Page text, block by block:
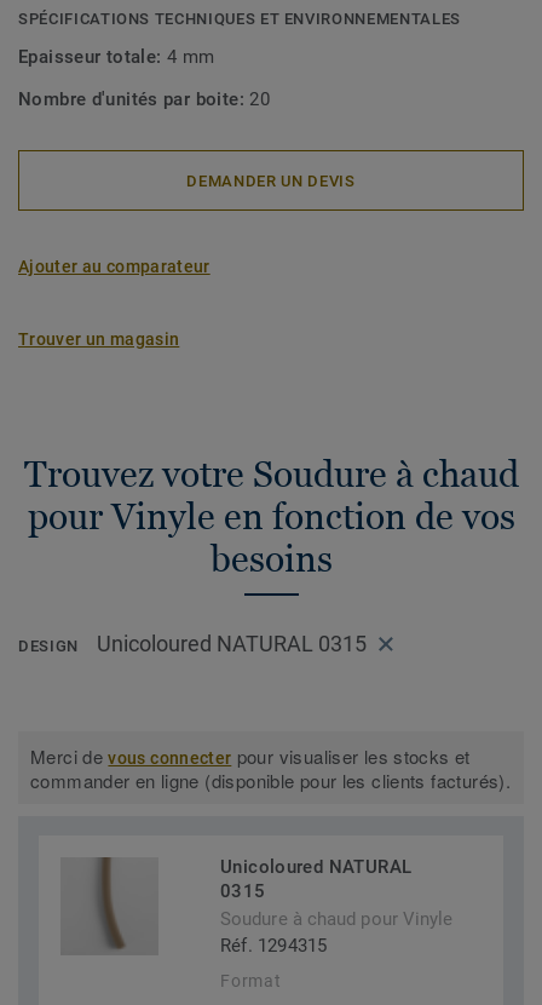
SPÉCIFICATIONS TECHNIQUES ET ENVIRONNEMENTALES
Epaisseur totale: 4 mm
Nombre d'unités par boite: 20
DEMANDER UN DEVIS
Ajouter au comparateur
Trouver un magasin
Trouvez votre Soudure à chaud
pour Vinyle en fonction de vos
besoins
DESIGN Unicoloured NATURAL 0315
Merci devous connecter pour visualiser les stocks et
commander en ligne (disponible pour les clients facturés).
Unicoloured NATURAL
0315
Soudure à chaud pour Vinyle
Réf. 1294315
Format